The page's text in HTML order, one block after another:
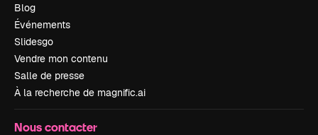
Blog
Événements
Slidesgo
Vendre mon contenu
Salle de presse
À la recherche de magnific.ai
Nous contacter